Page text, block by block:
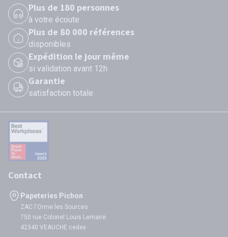
Plus de 180 personnes
à votre écoute
Plus de 80 000 références
disponibles
Expédition le jour même
si validation avant 12h
Garantie
satisfaction totale
Contact
Papeteries Pichon
ZAC l'Orme les Sources
750 rue Colonel Louis Lemaire
42340 VEAUCHE cedex